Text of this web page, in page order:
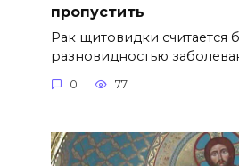
пропустить
Рак щитовидки считается
разновидностью
0 77